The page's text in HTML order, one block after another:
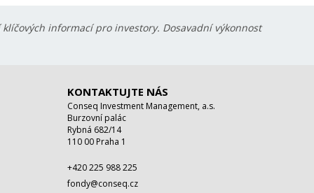
informací pro investory. Dosavadní výkonnost
KONTAKTUJTE NÁS
Conseq Investment Management, a.s.
Burzovní palác
Rybná 682/14
110 00 Praha 1
+420 225 988 225
fondy@conseq.cz